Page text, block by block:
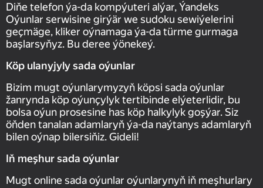
Diňe telefon ýa-da kompýuteri alýar, Ýandeks
Oýunlar serwisine girýär we sudoku sewiýelerini
geçmäge, kliker oýnamaga ýa-da türme gurmaga
başlarsyňyz. Bu deree ýönekeý.
Köp ulanyjyly sada oýunlar
Bizim mugt oýunlarymyzyň köpsi sada oýunlar
žanrynda köp oýunçylyk tertibinde elýeterlidir, bu
bolsa oýun prosesine has köp halkylyk goşýar. Siz
öňden tanalan adamlaryň ýa-da naýtanys adamlaryň
bilen oýnap bilersiňiz. Gideli!
Iň meşhur sada oýunlar
Mugt online sada oýunlar oýunlarynyň iň meşhurlary